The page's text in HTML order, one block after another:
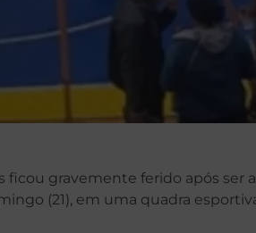
ficou gravemente ferido após
(21), em uma quadra